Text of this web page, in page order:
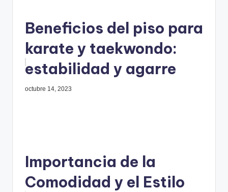
Beneficios del piso para
karate y taekwondo:
estabilidad y agarre
octubre 14, 2023
Importancia de la
Comodidad y el Estilo